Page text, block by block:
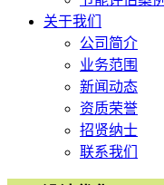
关于我们
公司简介
业务范围
新闻动态
资质荣誉
招贤纳士
联系我们